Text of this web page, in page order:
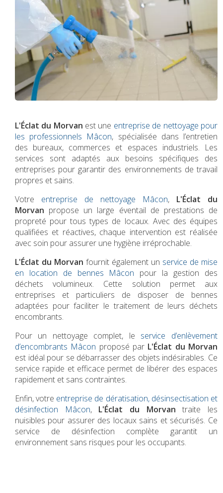
L'Éclat du Morvan est une entreprise de nettoyage pour
les professionnels Mâcon, spécialisée dans l’entretien
des bureaux, commerces et espaces industriels. Les
services sont adaptés aux besoins spécifiques des
entreprises pour garantir des environnements de travail
propres et sains.
Votre entreprise de nettoyage Mâcon, L'Éclat du
Morvan propose un large éventail de prestations de
propreté pour tous types de locaux. Avec des équipes
qualifiées et réactives, chaque intervention est réalisée
avec soin pour assurer une hygiène irréprochable.
L'Éclat du Morvan fournit également un service de mise
en location de bennes Mâcon pour la gestion des
déchets volumineux. Cette solution permet aux
entreprises et particuliers de disposer de bennes
adaptées pour faciliter le traitement de leurs déchets
encombrants.
Pour un nettoyage complet, le service d’enlèvement
d’encombrants Mâcon proposé par L'Éclat du Morvan
est idéal pour se débarrasser des objets indésirables. Ce
service rapide et efficace permet de libérer des espaces
rapidement et sans contraintes.
Enfin, votre entreprise de dératisation, désinsectisation et
désinfection Mâcon, L'Éclat du Morvan traite les
nuisibles pour assurer des locaux sains et sécurisés. Ce
service de désinfection complète garantit un
environnement sans risques pour les occupants.